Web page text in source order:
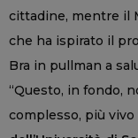
cittadine, mentre il
che ha ispirato il
Bra in pullman a
“Questo, in fondo,
complesso, più vivo